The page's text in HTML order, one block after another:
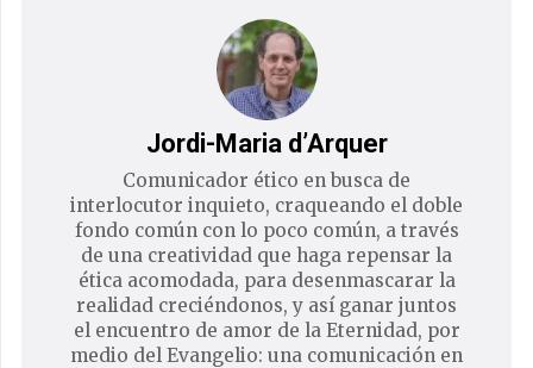
Jordi-Maria d’Arquer
Comunicador ético en busca de
interlocutor inquieto, craqueando el doble
fondo común con lo poco común, a través
de una creatividad que haga repensar la
ética acomodada, para desenmascarar la
realidad creciéndonos, y así ganar juntos
el encuentro de amor de la Eternidad, por
medio del Evangelio: una comunicación en